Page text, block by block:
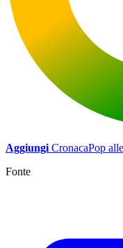
Aggiungi CronacaPop
Fonte